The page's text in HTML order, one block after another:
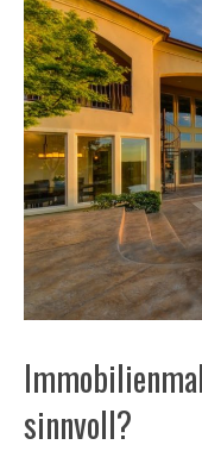
sinnvoll?